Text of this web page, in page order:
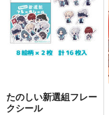
たのしい新選組フレー
クシール